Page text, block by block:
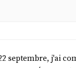
septembre, j'ai